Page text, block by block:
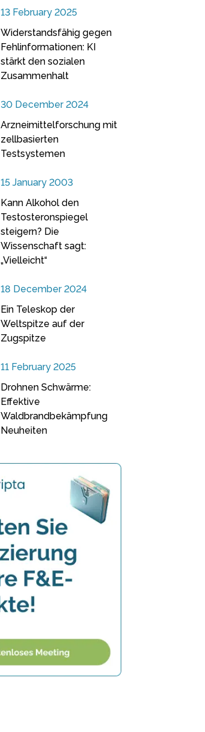
13 February 2025
Widerstandsfähig gegen
Fehlinformationen: KI
stärkt den sozialen
Zusammenhalt
30 December 2024
Arzneimittelforschung mit
zellbasierten
Testsystemen
15 January 2003
Kann Alkohol den
Testosteronspiegel
steigern? Die
Wissenschaft sagt:
„Vielleicht“
18 December 2024
Ein Teleskop der
Weltspitze auf der
Zugspitze
11 February 2025
Drohnen Schwärme:
Effektive
Waldbrandbekämpfung
Neuheiten